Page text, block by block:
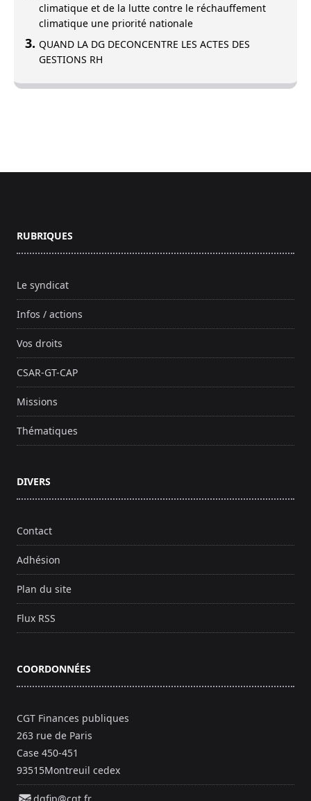
climatique et de la lutte contre le réchauffement
climatique une priorité nationale
QUAND LA DG DECONCENTRE LES ACTES DES
GESTIONS RH
RUBRIQUES
Le syndicat
Infos / actions
Vos droits
CSAR-GT-CAP
Missions
Thématiques
DIVERS
Contact
Adhésion
Plan du site
Flux RSS
COORDONNÉES
CGT Finances publiques
263 rue de Paris
Case 450-451
93515Montreuil cedex